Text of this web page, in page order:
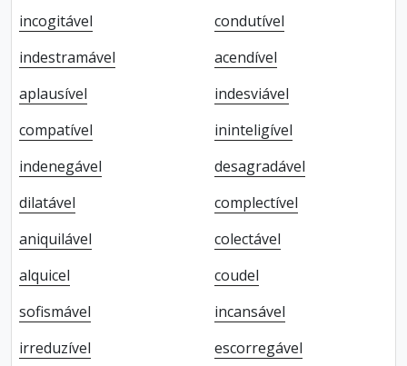
incogitável
condutível
indestramável
acendível
aplausível
indesviável
compatível
ininteligível
indenegável
desagradável
dilatável
complectível
aniquilável
colectável
alquicel
coudel
sofismável
incansável
irreduzível
escorregável